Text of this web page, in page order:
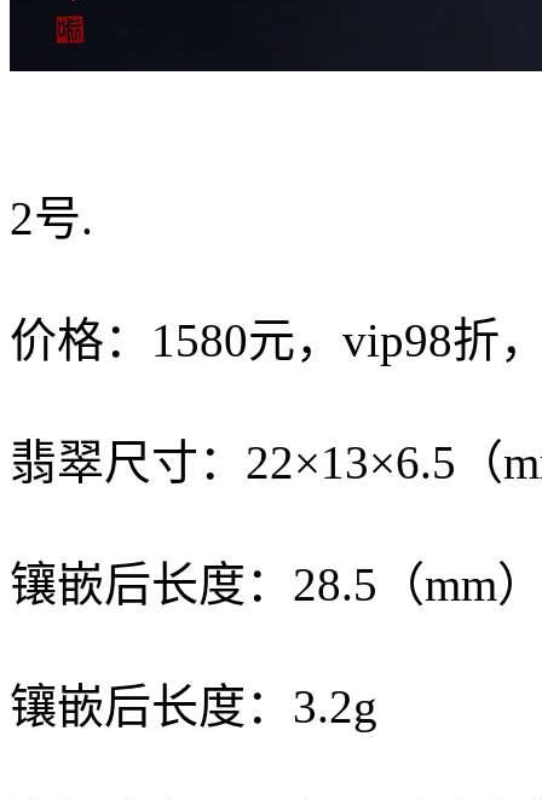
2号.
价格：1580元，vip98折
翡翠尺寸：22×13×6.5（
镶嵌后长度：28.5（mm
镶嵌后长度：3.2g